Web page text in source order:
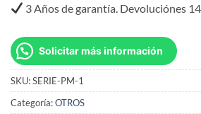
3 Años de garantía. Devoluciónes
Solicitar más información
SKU:SERIE-PM-1
Categoría:OTROS